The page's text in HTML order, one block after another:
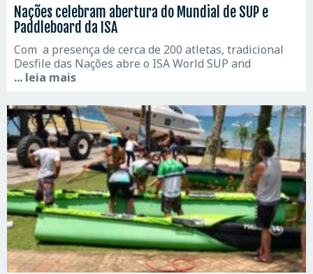
Nações celebram abertura do Mundial de SUP e
Paddleboard da ISA
Com a presença de cerca de 200 atletas, tradicional
Desfile das Nações abre o ISA World SUP and
... leia mais